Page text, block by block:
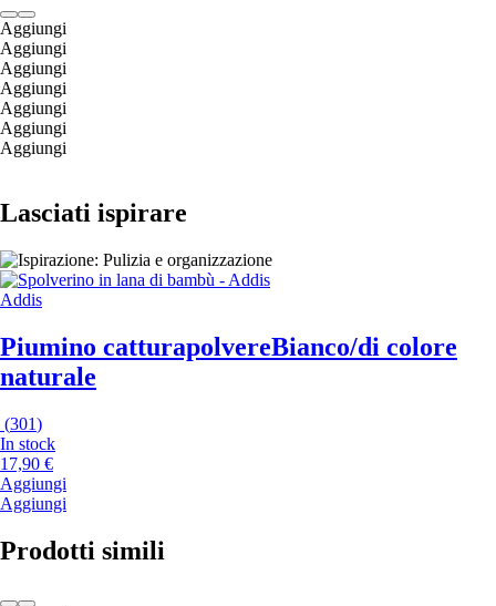
Aggiungi
Aggiungi
Aggiungi
Aggiungi
Aggiungi
Aggiungi
Aggiungi
Lasciati ispirare
Addis
Piumino catturapolvereBianco/di colore
naturale
(301)
In stock
17,90 €
Aggiungi
Aggiungi
Prodotti simili